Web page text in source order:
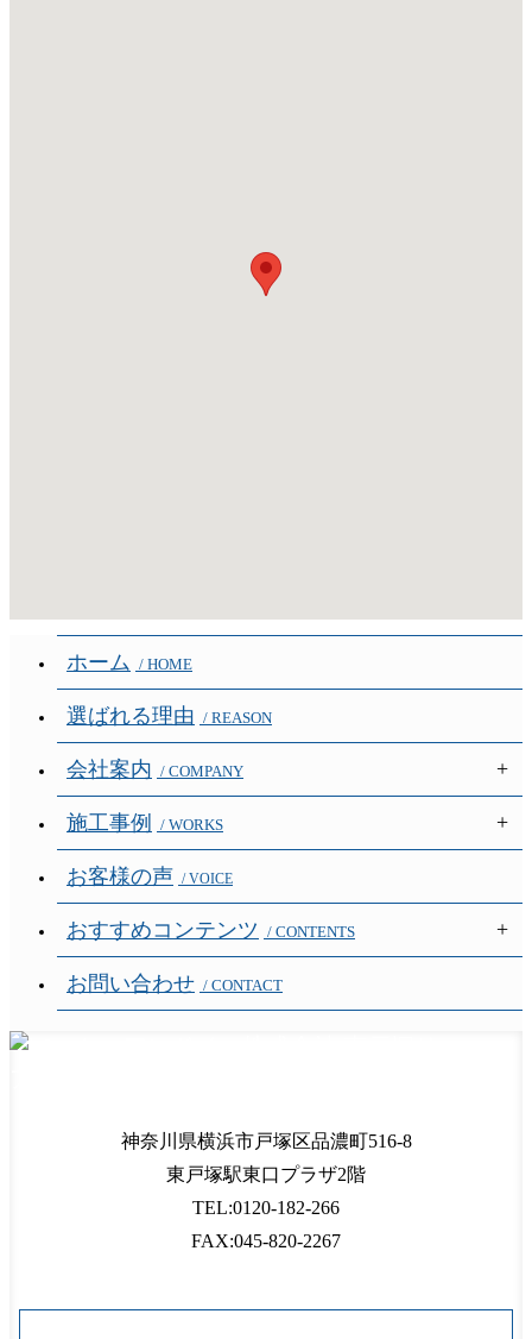
ホーム / HOME
選ばれる理由 / REASON
会社案内 / COMPANY
施工事例 / WORKS
お客様の声 / VOICE
おすすめコンテンツ / CONTENTS
お問い合わせ / CONTACT
神奈川県横浜市戸塚区品濃町516-8
東戸塚駅東口プラザ2階
TEL:0120-182-266
FAX:045-820-2267